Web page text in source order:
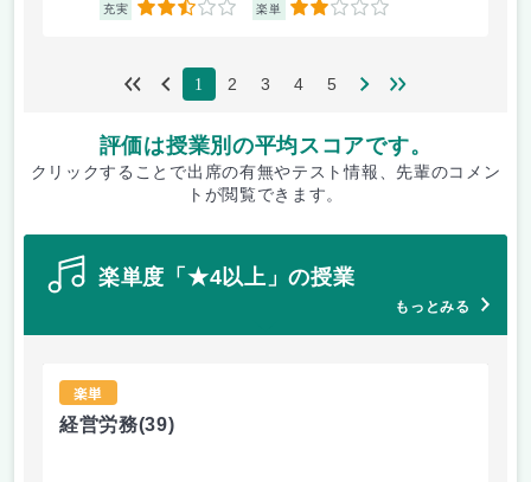
充実 2.5 楽単 2
1 2 3 4 5
評価は授業別の平均スコアです。
クリックすることで出席の有無やテスト情報、先輩のコメン
トが閲覧できます。
楽単度「★4以上」の授業
もっとみる
楽単
経営労務(39)